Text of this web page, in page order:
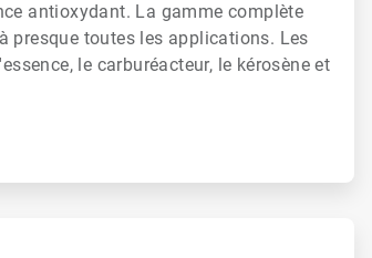
antioxydant. La gamme complète
presque toutes les applications. Les
le carburéacteur, le kérosène et